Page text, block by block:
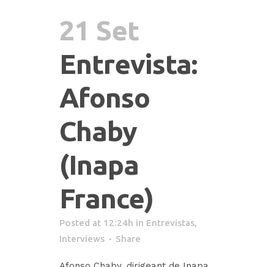
21 Set
Entrevista:
Afonso
Chaby
(Inapa
France)
Posted at 12:24h in Entrevistas,
Interviews
Share